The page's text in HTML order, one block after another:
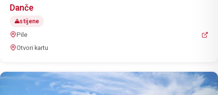
Danče
stijene
Pile
Otvori kartu